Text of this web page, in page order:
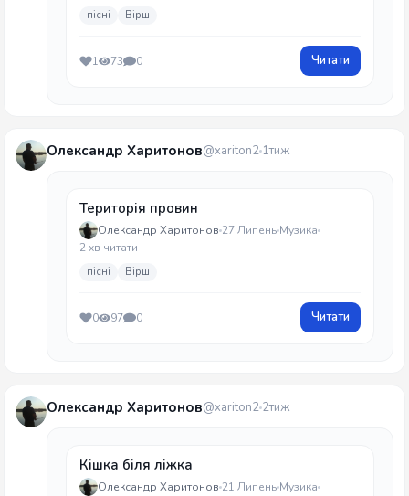
пісні Вірш
1 73 0 Читати
Олександр Харитонов@xariton2 1тиж
Територія провин
Олександр Харитонов 27 Липень Музика
2 хв читати
пісні Вірш
0 97 0 Читати
Олександр Харитонов@xariton2 2тиж
Кішка біля ліжка
Олександр Харитонов 21 Липень Музика